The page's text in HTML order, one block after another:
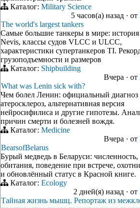
Каталог: Military Science
5 часов(а) назад · от
The world's largest tankers
Самые большие танкеры в мире:
Nevis, классы судов VLCC и ULCC,
характеристики супертанкеров TI.
грузоподъемности и размеров
Каталог: Shipbuilding
Вчера · от
What was Lenin sick with?
Чем болел Ленин: официальный диагноз
атеросклероз, альтернативная версия
нейросифилиса и другие гипотезы.
причин смерти и болезней вождя.
Каталог: Medicine
Вчера · от
BearsofBelarus
Бурый медведь в Беларуси: численность,
обитания, поведение при встрече,
и обновлённый статус в Красной книге.
Каталог: Ecology
2 дней(я) назад · от
Тайная жизнь мышц. Репортаж из